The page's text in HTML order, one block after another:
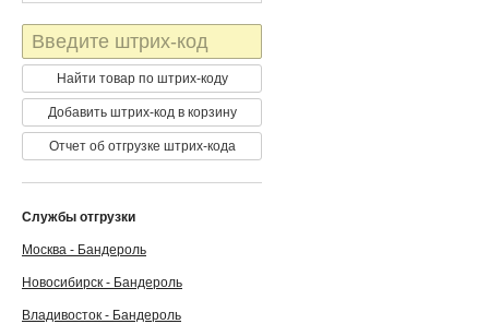
Штрих-
код
Найти товар по штрих-коду
Добавить штрих-код в корзину
Отчет об отгрузке штрих-кода
Службы отгрузки
Москва - Бандероль
Новосибирск - Бандероль
Владивосток - Бандероль